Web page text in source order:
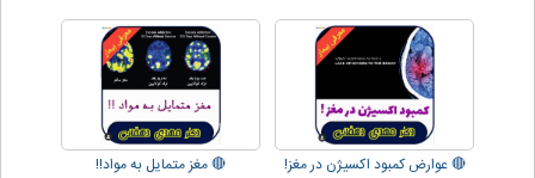
🔴 عوارض کمبود اکسیژن در مغز! 🔴 مغز متمایل به مواد!!